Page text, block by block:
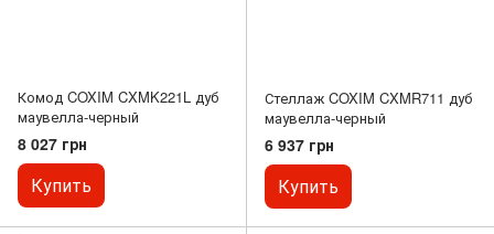
Комод COXIM CXMK221L дуб
маувелла-черный
8 027 грн
Купить
Стеллаж COXIM CXMR711 дуб
маувелла-черный
6 937 грн
Купить